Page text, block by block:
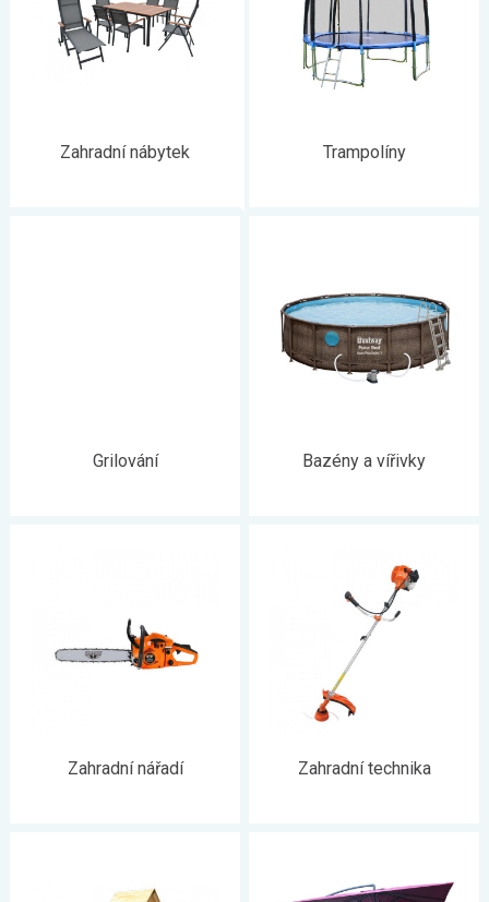
dětského světa?Trampolíny, herní prvky, bazény ani pískoviště
by neměly chybět.Poskládejte si svůj svět na zahraděpřesně
podle vašich potřeb - vše seženete
na jednom místě právě u
Zahradní nábytek Trampolíny
Grilování Bazény a vířivky
Zahradní nářadí Zahradní technika